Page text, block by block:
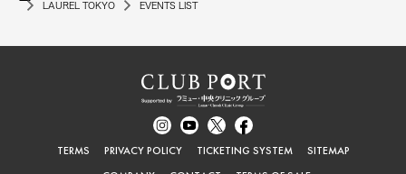
LAUREL TOKYO
EVENTS LIST
TERMS PRIVACY POLICY TICKETING SYSTEM
SITEMAP